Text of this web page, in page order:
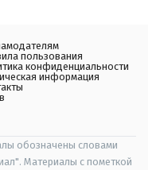
пользования
конфиденциальности
информация
обозначены словами
Материалы с пометкой